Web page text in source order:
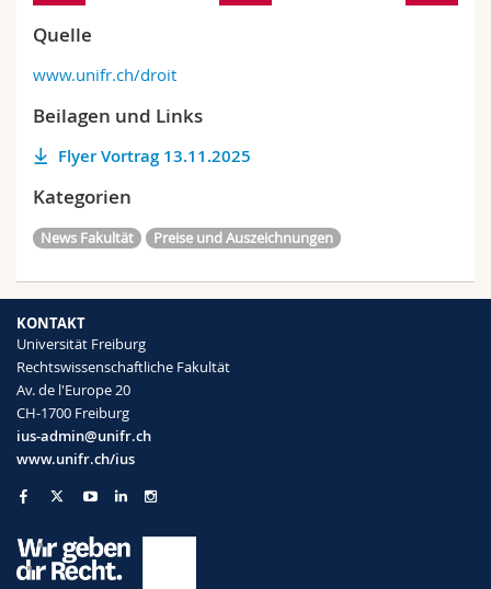
Quelle
www.unifr.ch/droit
Beilagen und Links
Flyer Vortrag 13.11.2025
Kategorien
News Fakultät Preise und Auszeichnungen
KONTAKT
Universität Freiburg
Rechtswissenschaftliche Fakultät
Av. de l'Europe 20
CH-1700 Freiburg
ius-admin@unifr.ch
www.unifr.ch/ius